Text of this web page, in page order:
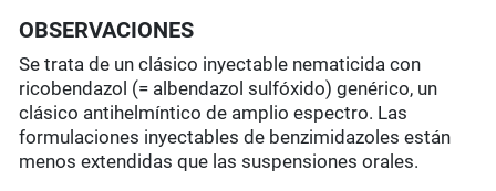
OBSERVACIONES
Se trata de un clásico inyectable nematicida con
ricobendazol (= albendazol sulfóxido) genérico, un
clásico antihelmíntico de amplio espectro. Las
formulaciones inyectables de benzimidazoles están
menos extendidas que las suspensiones orales.